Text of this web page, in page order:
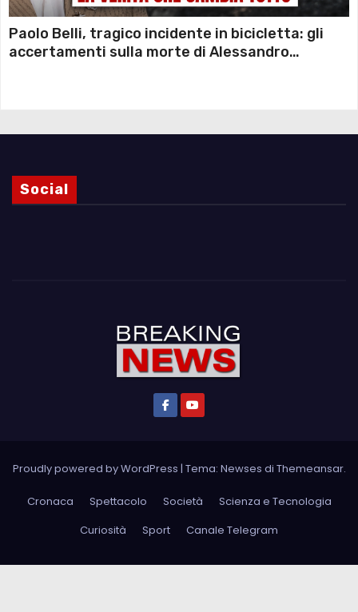
Paolo Belli, tragico incidente in bicicletta: gli
accertamenti sulla morte di Alessandro
Social
Proudly powered by WordPress | Tema: Newses di Themeansar.
Cronaca Spettacolo Società
Scienza e Tecnologia
Curiosità
Sport Canale Telegram